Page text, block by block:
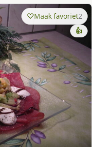
Maak favoriet2
👍